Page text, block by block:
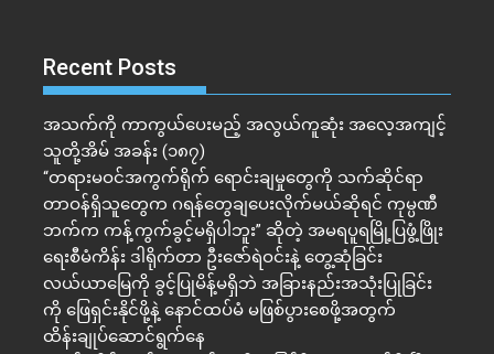
Recent Posts
အသက်ကို ကာကွယ်ပေးမည့် အလွယ်ကူဆုံး အလေ့အကျင့်
သူတို့အိမ် အခန်း (၁၈၇)
“တရားမဝင်အကွက်ရိုက် ရောင်းချမှုတွေကို သက်ဆိုင်ရာ
တာဝန်ရှိသူတွေက ဂရန်တွေချပေးလိုက်မယ်ဆိုရင် ကုမ္ပဏီ
ဘက်က ကန့်ကွက်ခွင့်မရှိပါဘူး” ဆိုတဲ့ အမရပူရမြို့ပြဖွံ့ဖြိုး
ရေးစီမံကိန်း ဒါရိုက်တာ ဦးဇော်ရဲဝင်းနဲ့ တွေ့ဆုံခြင်း
လယ်ယာမြေကို ခွင့်ပြုမိန့်မရှိဘဲ အခြားနည်းအသုံးပြုခြင်း
ကို ဖြေရှင်းနိုင်ဖို့နဲ့ နောင်ထပ်မံ မဖြစ်ပွားစေဖို့အတွက်
ထိန်းချုပ်ဆောင်ရွက်နေ